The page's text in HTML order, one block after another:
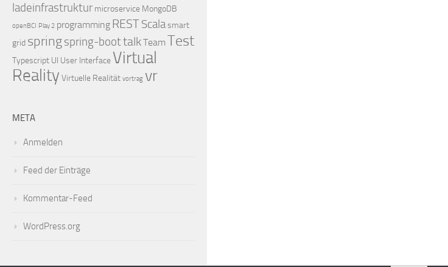
ladeinfrastruktur microservice MongoDB
openBCI Play 2 programming RESTScalasmart
grid springspring-boottalkTeamTest
Typescript UI User Interface Virtual
Reality Virtuelle Realität vortrag vr
META
Anmelden
Feed der Einträge
Kommentar-Feed
WordPress.org